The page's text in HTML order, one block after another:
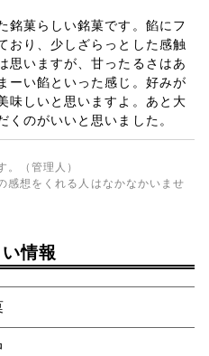
銘菓らしい銘菓です。餡にフ
おり、少しざらっとした感触
思いますが、甘ったるさはあ
ーい餡といった感じ。好みが
味しいと思いますよ。あと大
くのがいいと思いました。
（管理人）
想をくれる人はなかなかいませ
情報